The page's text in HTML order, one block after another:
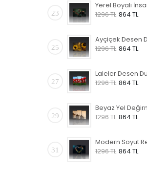
23
1296 TL 864 TL
25
1296 TL 864 TL
27
1296 TL 864 TL
29
1296 TL 864 TL
31
1296 TL 864 TL